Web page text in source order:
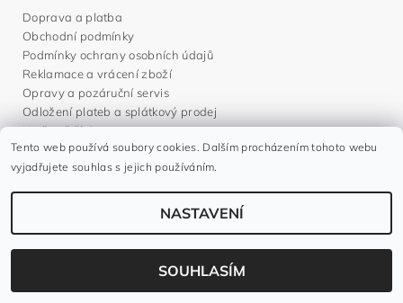
Doprava a platba
Obchodní podmínky
Podmínky ochrany osobních údajů
Reklamace a vrácení zboží
Opravy a pozáruční servis
Odložení plateb a splátkový prodej
Nejčastější dotazy
Kontakty
Napište nám
MOHLO BY VÁS ZAJÍMAT
Články o stropních ventilátorech
Články o odvlhčovačích vzduchu
Tento web používá soubory cookies. Dalším procházením tohoto webu
vyjadřujete souhlas s jejich používáním.
NASTAVENÍ
SOUHLASÍM